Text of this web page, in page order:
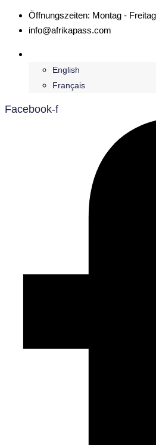
Öffnungszeiten: Montag -
info@afrikapass.com
English
Français
Facebook-f